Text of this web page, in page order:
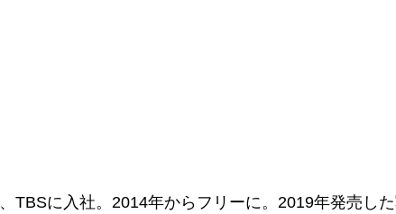
TBSに入社。2014年からフリーに。2019年発売し